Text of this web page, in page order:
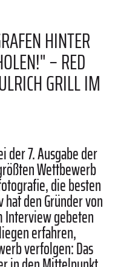
HINTER
– RED
GRILL IM
der 7. Ausgabe der
Wettbewerb
die besten
hat den Gründer von
Interview gebeten
erfahren,
verfolgen: Das